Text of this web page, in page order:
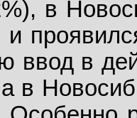
в
ввод в
в